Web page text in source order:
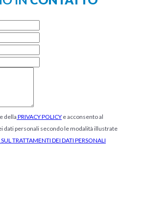
della PRIVACY POLICY e acconsento al
dati personali secondo le modalità illustrate
TRATTAMENTI DEI DATI PERSONALI